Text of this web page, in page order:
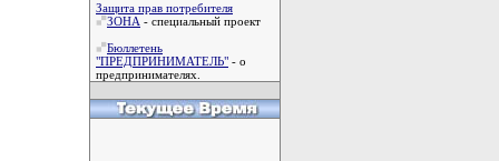
Защита прав потребителя
ЗОНА - специальный проект
Бюллетень
"ПРЕДПРИНИМАТЕЛЬ" - о
предпринимателях.